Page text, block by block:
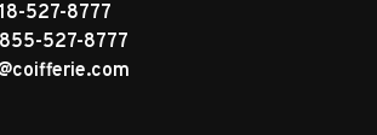
527-8777
527-8777